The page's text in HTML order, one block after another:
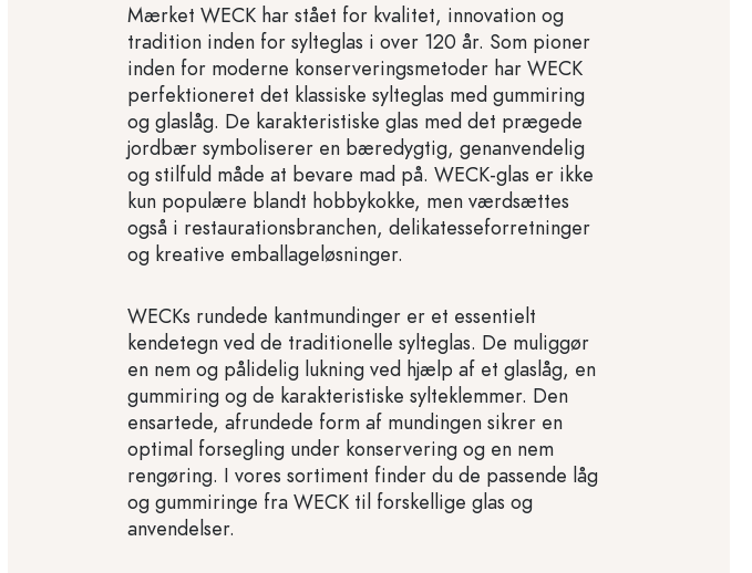
Mærket WECK har stået for kvalitet, innovation og
tradition inden for sylteglas i over 120 år. Som pioner
inden for moderne konserveringsmetoder har WECK
perfektioneret det klassiske sylteglas med gummiring
og glaslåg. De karakteristiske glas med det prægede
jordbær symboliserer en bæredygtig, genanvendelig
og stilfuld måde at bevare mad på. WECK-glas er ikke
kun populære blandt hobbykokke, men værdsættes
også i restaurationsbranchen, delikatesseforretninger
og kreative emballageløsninger.
WECKs rundede kantmundinger er et essentielt
kendetegn ved de traditionelle sylteglas. De muliggør
en nem og pålidelig lukning ved hjælp af et glaslåg, en
gummiring og de karakteristiske sylteklemmer. Den
ensartede, afrundede form af mundingen sikrer en
optimal forsegling under konservering og en nem
rengøring. I vores sortiment finder du de passende låg
og gummiringe fra WECK til forskellige glas og
anvendelser.